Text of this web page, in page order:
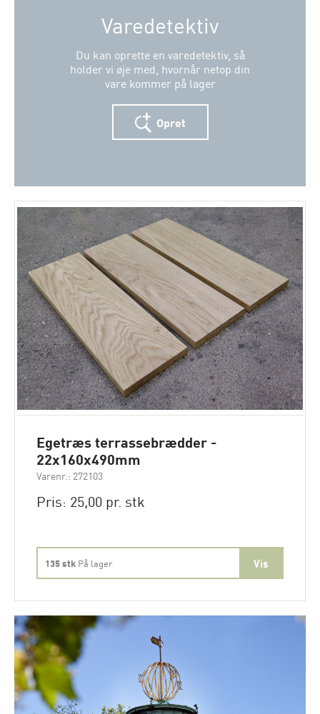
Varedetektiv
Du kan oprette en varedetektiv, så
holder vi øje med, hvornår netop din
vare kommer på lager
Opret
Egetræs terrassebrædder -
22x160x490mm
Varenr.: 272103
Pris: 25,00 pr. stk
135 stk På lager